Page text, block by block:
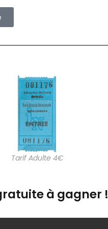
Tarif Adulte 4€
à gagner !